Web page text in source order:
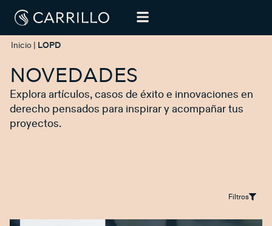
Inicio LOPD
NOVEDADES
Explora artículos, casos de éxito e innovaciones en
derecho pensados para inspirar y acompañar tus
proyectos.
Filtros